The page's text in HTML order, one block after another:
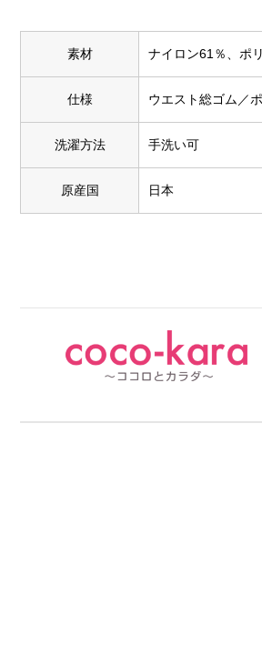
素材 ナイロン61％、ポ
仕様 ウエスト総ゴム／
洗濯方法 手洗い可
原産国 日本